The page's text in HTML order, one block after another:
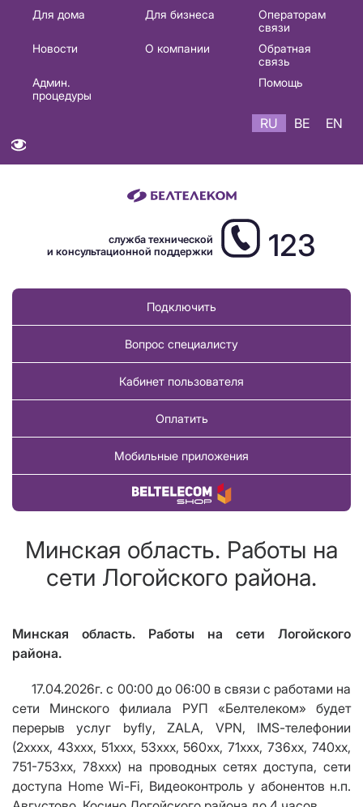
Основная
навигация
Для дома Для бизнеса
Операторам
связи
Новости
О компании
Обратная
связь
Админ.
процедуры
Помощь
RU BE EN
служба технической
и консультационной поддержки
123
Подключить
Вопрос специалисту
Кабинет пользователя
Оплатить
Мобильные приложения
Купить товар
Минская область. Работы на
сети Логойского района.
Минская область. Работы на сети Логойского
района.
17.04.2026г. с 00:00 до 06:00 в связи с работами на
сети Минского филиала РУП «Белтелеком» будет
перерыв услуг byfly,ZALA, VPN, IMS-телефонии
(2хххх, 43ххх, 51ххх, 53ххх, 560хх, 71ххх, 736хх, 740хх,
751-753хх, 78ххх) на проводных сетях доступа, сети
доступа Home Wi-Fi, Видеоконтроль у абонентов н.п.